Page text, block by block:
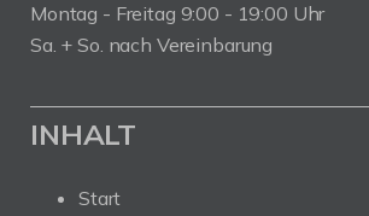
Montag - Freitag 9:00 - 19:00 Uhr
Sa. + So. nach Vereinbarung
INHALT
Start